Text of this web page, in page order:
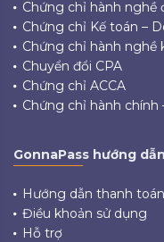
Chứng chỉ hành nghề
Chứng chỉ Kế toán –
Chứng chỉ hành nghề
Chuyển đổi CPA
Chứng chỉ ACCA
Chứng chỉ hành chính
GonnaPass hướng dẫn
Hướng dẫn thanh toán
Điều khoản sử dụng
Hỗ trợ